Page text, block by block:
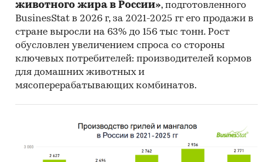
животного жира в России», подготовленного
BusinesStat в 2026 г, за 2021-2025 гг его продажи в
стране выросли на 63% до 156 тыс тонн. Рост
обусловлен увеличением спроса со стороны
ключевых потребителей: производителей кормов
для домашних животных и
мясоперерабатывающих комбинатов.